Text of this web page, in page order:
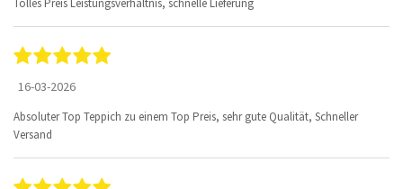
16-03-2026
Absoluter Top Teppich zu einem Top Preis, sehr gute Qualität, Schneller
Versand